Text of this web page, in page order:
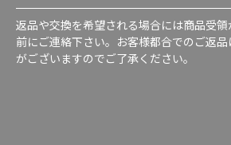
返品や交換を希望される場合には商品受
前にご連絡下さい。お客様都合でのご返
がございますのでご了承ください。